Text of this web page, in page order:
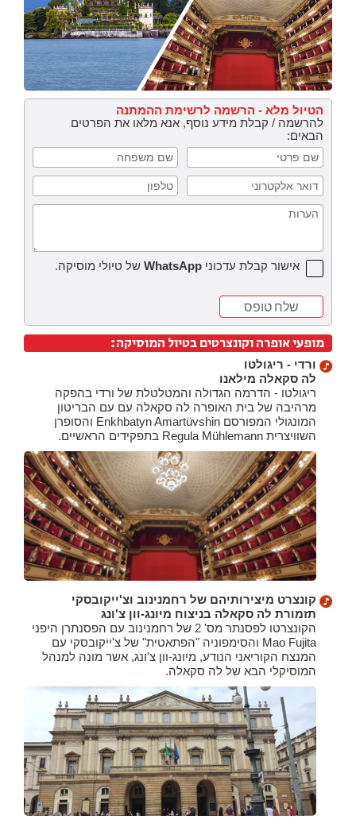
הטיול מלא - הרשמה לרשימת ההמתנה
להרשמה / קבלת מידע נוסף, אנא מלאו את הפרטים
הבאים:
שם
פרטי
שם
משפחה
דואר
אלקטרוני
טלפון
הערות
אישור קבלת עדכוני של טיולי מוסיקה.
מופעי אופרה וקונצרטים בטיול המוסיקה:
ורדי - ריגולטו
לה סקאלה מילאנו
ריגולטו - הדרמה הגדולה והמטלטלת של ורדי בהפקה
מרהיבה של בית האופרה לה סקאלה עם עם הבריטון
המונגולי המפורסם Enkhbatyn Amartüvshin והסופרן
השוויצרית Regula Mühlemann בתפקידים הראשיים.
קונצרט מיצירותיהם של רחמנינוב וצ'ייקובסקי
תזמורת לה סקאלה בניצוח מיונג-וון צ'ונג
הקונצרטו לפסנתר מס' 2 של רחמנינוב עם הפסנתרן היפני
Mao Fujita והסימפוניה "הפתאטית" של צ'ייקובסקי עם
המנצח הקוריאני הנודע, מיונג-וון צ'ונג, אשר מונה למנהל
המוסיקלי הבא של לה סקאלה.